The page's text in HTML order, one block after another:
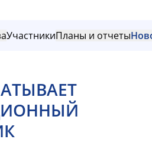
УчастникиПланы и отчеты